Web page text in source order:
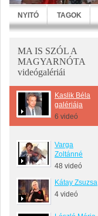
NYITÓ TAGOK
MA IS SZÓL A
MAGYARNÓTA
videógalériái
Kaslik Béla
galériája
6 videó
Varga
Zoltánné
48 videó
Kátay Zsuzsa
4 videó